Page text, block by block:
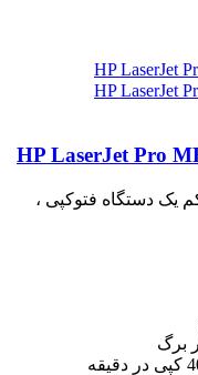
یک دستگاه فتوکپی ،